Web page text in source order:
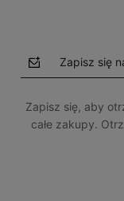
Zapisz się, aby
całe zakupy.
Zapisz się